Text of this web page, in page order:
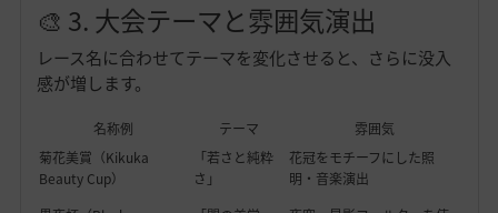
🎨 3. 大会テーマと雰囲気演出
レース名に合わせてテーマを変化させると、さらに没入
感が増します。
名称例 テーマ
雰囲気
菊花美賞（Kikuka
Beauty Cup）
「若さと純粋
さ」
花冠をモチーフにした照
明・音楽演出